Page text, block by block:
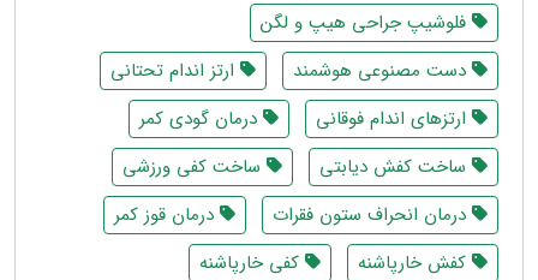
فلوشیپ جراحی هیپ و لگن
دست مصنوعی هوشمند
ارتز اندام تحتانی
ارتزهای اندام فوقانی
درمان گودی کمر
ساخت کفش دیابتی
ساخت کفی ورزشی
درمان انحراف ستون فقرات
درمان قوز کمر
کفش خارپاشنه
کفی خارپاشنه